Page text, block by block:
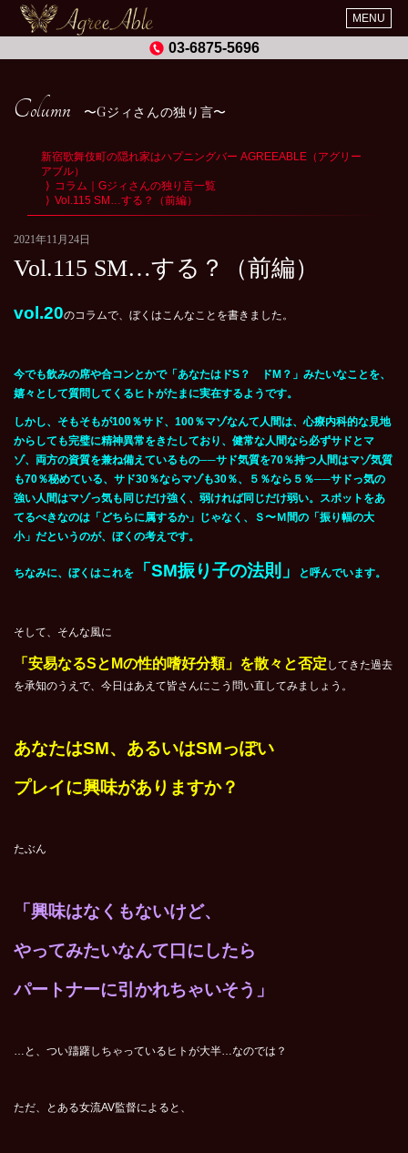
MENU
03-6875-5696
Column Gジィさんの独り言
新宿歌舞伎町の隠れ家はハプニングバー AGREEABLE（アグリー
アブル）
コラム｜Gジィさんの独り言一覧
Vol.115 SM…する？（前編）
2021年11月24日
Vol.115 SM…する？（前編）
vol.20のコラムで、ぼくはこんなことを書きました。
今でも飲みの席や合コンとかで「あなたはドS？ ドM？」みたいなことを、
嬉々として質問してくるヒトがたまに実在するようです。
しかし、そもそもが100％サド、100％マゾなんて人間は、心療内科的な見地
からしても完璧に精神異常をきたしており、健常な人間なら必ずサドとマ
ゾ、両方の資質を兼ね備えているもの──サド気質を70％持つ人間はマゾ気質
も70％秘めている、サド30％ならマゾも30％、５％なら５％──サドっ気の
強い人間はマゾっ気も同じだけ強く、弱ければ同じだけ弱い。スポットをあ
てるべきなのは「どちらに属するか」じゃなく、Ｓ〜Ｍ間の「振り幅の大
小」だというのが、ぼくの考えです。
ちなみに、ぼくはこれを 「SM振り子の法則」 と呼んでいます。
そして、そんな風に
「安易なるSとMの性的嗜好分類」を散々と否定 してきた過去
を承知のうえで、今日はあえて皆さんにこう問い直してみましょう。
あなたはSM、あるいはSMっぽい
プレイに興味がありますか？
たぶん
「興味はなくもないけど、
やってみたいなんて口にしたら
パートナーに引かれちゃいそう」
…と、つい躊躇しちゃっているヒトが大半…なのでは？
ただ、とある女流AV監督によると、